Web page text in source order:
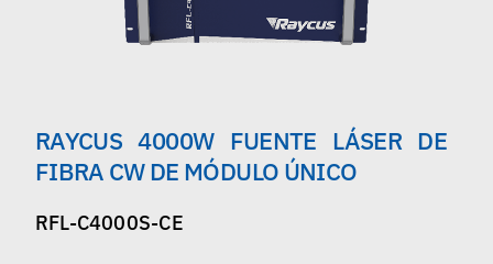
Sobre
Español
RAYCUS 4000W FUENTE LÁSER DE
FIBRA CW DE MÓDULO ÚNICO
RFL-C4000S-CE